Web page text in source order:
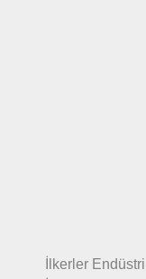
İlkerler